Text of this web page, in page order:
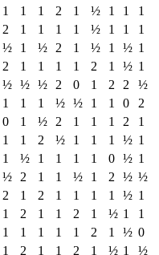
1 1 1 2 1 ½ 1 1
1
2 1 1 1 1 ½ 1 1
1
½ 1 ½ 2 1 ½ 1 ½ 1
2 1 1 1 1 2 1 ½ 1
½ ½ ½ 2 0 1 2 2
½
1 1 1 ½ ½ 1 1 0
2
0 1 ½ 2 1 1 1 2
1
1 1 2 ½ 1 1 1 ½ 1
1 ½ 1 1 1 1 0 ½ 1
½ 2 1 1 ½ 1 2 ½ ½
2 1 2 1 1 1 1 ½ 1
1 2 1 1 2 1 ½ 1
1
1 1 1 1 1 2 1 ½ 0
1 2 1 1 2 1 ½ 1 ½